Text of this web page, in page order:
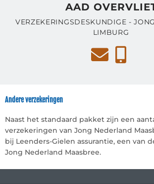
AAD
VERZEKERINGSDESKUNDIGE -
LIMBURG
Andere verzekeringen
Naast het standaard pakket zijn een
verzekeringen van Jong Nederland
bij Leenders-Gielen assurantie, een van
Jong Nederland Maasbree.